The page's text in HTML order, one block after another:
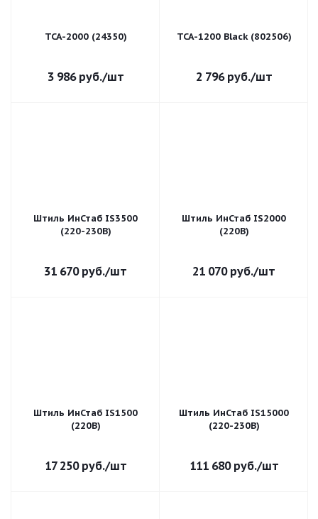
TCA-2000 (24350)
3 986руб./шт
TCA-1200 Black (802506)
2 796руб./шт
Штиль ИнСтаб IS3500
(220-230В)
31 670руб./шт
Штиль ИнСтаб IS2000
(220В)
21 070руб./шт
Штиль ИнСтаб IS1500
(220В)
17 250руб./шт
Штиль ИнСтаб IS15000
(220-230В)
111 680руб./шт